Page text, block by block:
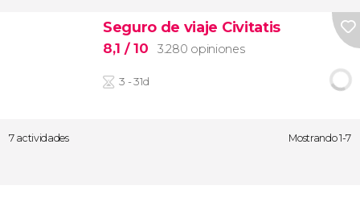
Seguro de viaje Civitatis
8,1 / 10 3.280 opiniones
3 - 31d
7 actividades Mostrando 1-7